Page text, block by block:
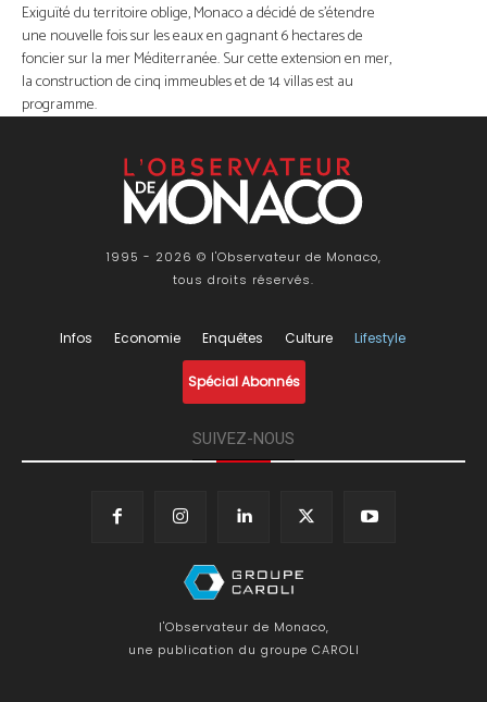
Exiguïté du territoire oblige, Monaco a décidé de s’étendre
une nouvelle fois sur les eaux en gagnant 6 hectares de
foncier sur la mer Méditerranée. Sur cette extension en mer,
la construction de cinq immeubles et de 14 villas est au
programme.
1995 - 2026 © l'Observateur de Monaco,
tous droits réservés.
Infos Economie Enquêtes Culture Lifestyle
Spécial Abonnés
SUIVEZ-NOUS
l'Observateur de Monaco,
une publication du groupe CAROLI